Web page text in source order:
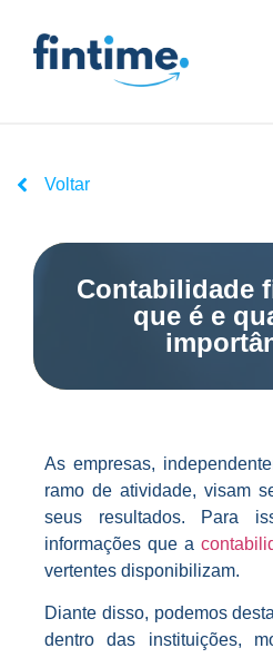
Voltar
Contabilidade
que é e
As empresas,
ramo de atividade, visam
seus resultados. Para
informações que a
vertentes disponibilizam.
Diante disso, podemos
dentro das instituições,